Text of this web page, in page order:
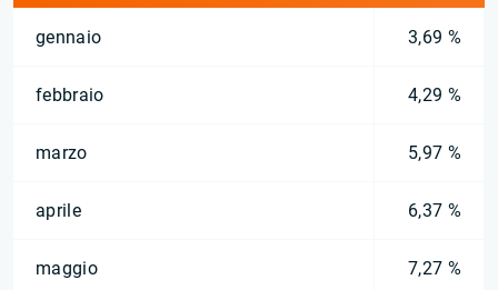
gennaio 3,69 %
febbraio 4,29 %
marzo 5,97 %
aprile 6,37 %
maggio 7,27 %